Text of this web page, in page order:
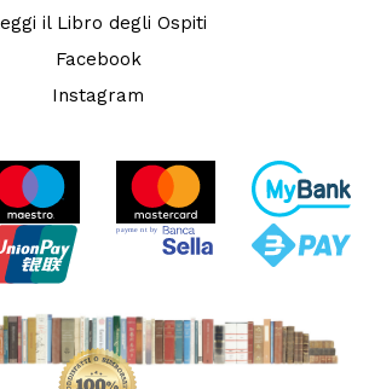
il Libro degli Ospiti
Facebook
Instagram